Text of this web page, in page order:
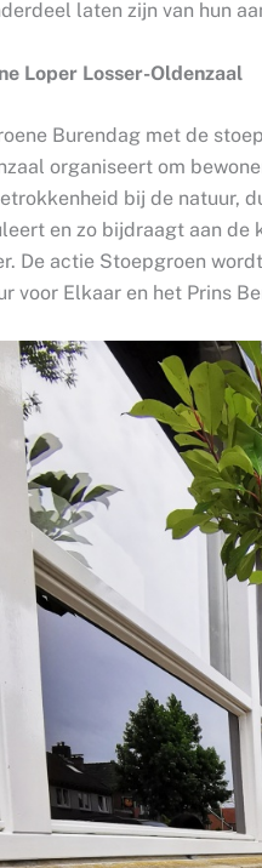
laten zijn van hun
Loper Losser-Oldenzaal
Burendag met de
organiseert om
bij de natuur,
en zo bijdraagt aan de
De actie Stoepgroen
voor Elkaar en het Prins